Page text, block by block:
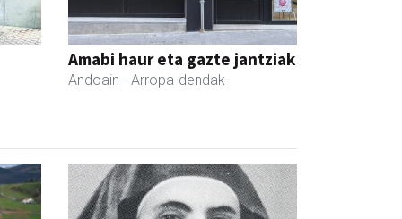
Amabi haur eta gazte jantziak
Andoain - Arropa-dendak